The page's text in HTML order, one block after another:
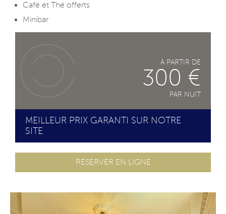
Café et Thé offerts
Minibar
À PARTIR DE
300 €
PAR NUIT
MEILLEUR PRIX GARANTI SUR NOTRE
SITE
RÉSERVER EN LIGNE